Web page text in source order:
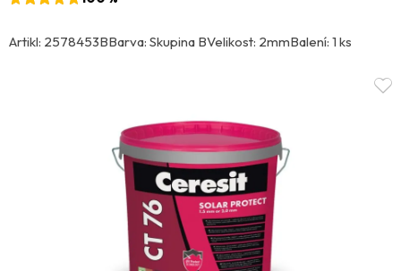
Artikl: 2578453BBarva: Skupina BVelikost: 2mmBalení: 1 ks